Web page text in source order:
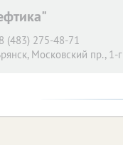
(483) 275-48-71
Московский пр., 1-г